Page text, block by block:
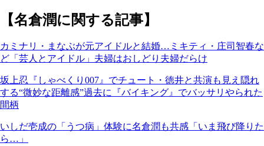
【名倉潤に関する記事】
カミナリ・まなぶが元アイドルと結婚…ミキティ・庄司智春な
ど「芸人とアイドル」夫婦はおしどり夫婦だらけ
坂上忍『しゃべくり007』でチュート・徳井と共演も見え隠れ
する“微妙な距離感”過去に『バイキング』でバッサリやられた
間柄
いしだ壱成の「うつ病」体験に名倉潤も共感「いま飛び降りた
ら…」